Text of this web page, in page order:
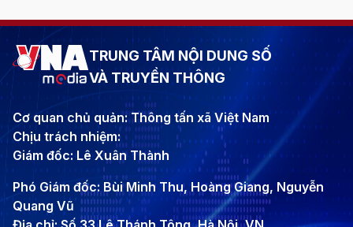
TRUNG TÂM NỘI DUNG SỐ
VÀ TRUYỀN THÔNG
Cơ quan chủ quản: Thông tấn xã Việt Nam
Chịu trách nhiệm:
Giám đốc: Lê Xuân Thành
Phó Giám đốc: Bùi Minh Thu, Hoàng Giang, Nguyễn
Quang Vũ